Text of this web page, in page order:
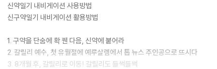
신약일기 내비게이션 사용방법
신구약일기 내비게이션 활용방법
1. 구약을 단숨에 확 꿴 다음, 신약에 붙어라
2. 갈릴리 예수, 첫 유월절에 예루살렘에서 톱 뉴스 주인공으로 뜨시다
3. 8개월 후, 갈릴리로 이동! 갈릴리도 들썩들썩